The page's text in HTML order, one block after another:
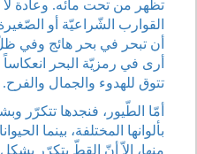
تظهر من تحت مائه. وعادة لا
القوارب الشّراعيّة أو
أن تبحر في بحر هائج وفي
أرى في رمزيّة البحر
تتوق للهدوء والجمال والفرح.
أمّا الطّيور، فنجدها
بألوانها المختلفة، بينما
منها، إلاّ أنّ القطّ يتكرّر